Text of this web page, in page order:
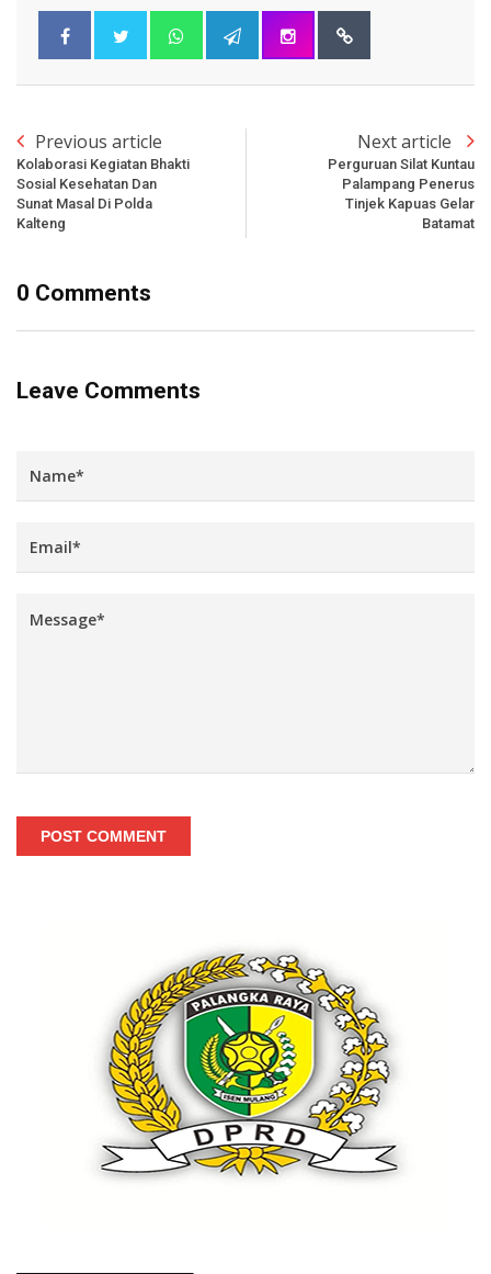
Previous article
Kolaborasi Kegiatan Bhakti
Sosial Kesehatan Dan
Sunat Masal Di Polda
Kalteng
Next article
Perguruan Silat Kuntau
Palampang Penerus
Tinjek Kapuas Gelar
Batamat
0 Comments
Leave Comments
POST COMMENT